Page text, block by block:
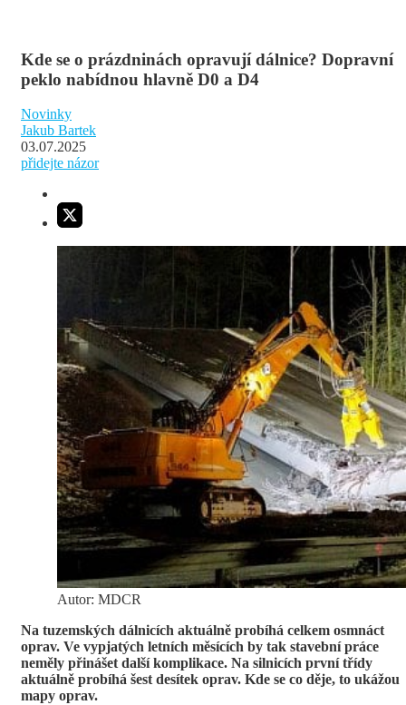
Kde se o prázdninách opravují dálnice? Dopravní
peklo nabídnou hlavně D0 a D4
Novinky
Jakub Bartek
03.07.2025
přidejte názor
Autor: MDCR
Na tuzemských dálnicích aktuálně probíhá celkem osmnáct
oprav. Ve vypjatých letních měsících by tak stavební práce
neměly přinášet další komplikace. Na silnicích první třídy
aktuálně probíhá šest desítek oprav. Kde se co děje, to ukážou
mapy oprav.